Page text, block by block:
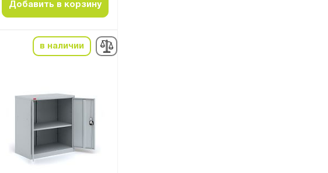
Добавить в корзину
в наличии